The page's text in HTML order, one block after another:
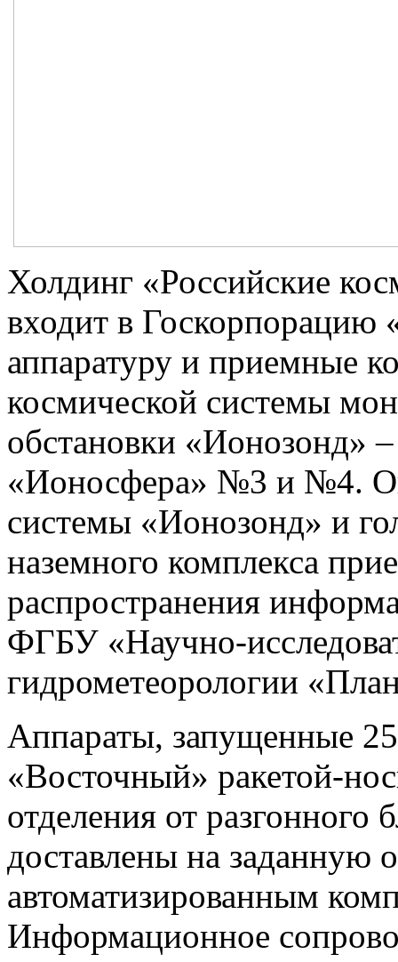
Холдинг «Российские
входит в Госкорпорацию
аппаратуру и приемные
космической системы
обстановки «Ионозонд»
«Ионосфера» №3 и №4.
системы «Ионозонд» и
наземного комплекса
распространения
ФГБУ «Научно-
гидрометеорологии
Аппараты, запущенные
«Восточный» ракетой-
отделения от
доставлены на заданную
автоматизированным
Информационное